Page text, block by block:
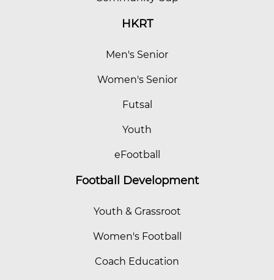
HKRT
Men's Senior
Women's Senior
Futsal
Youth
eFootball
Football Development
Youth & Grassroot
Women's Football
Coach Education